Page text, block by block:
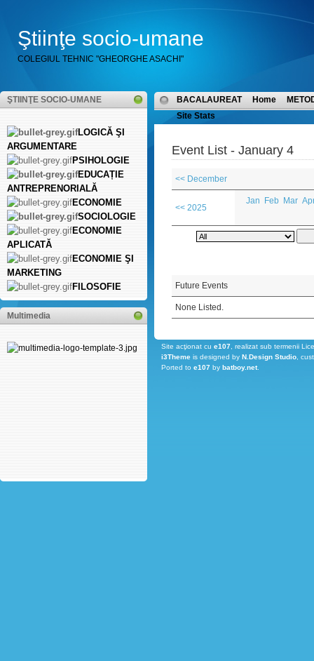
Ştiinţe socio-umane
COLEGIUL TEHNIC "GHEORGHE ASACHI"
ŞTIINŢE SOCIO-UMANE
LOGICĂ ŞI
ARGUMENTARE
PSIHOLOGIE
EDUCAȚIE
ANTREPRENORIALĂ
ECONOMIE
SOCIOLOGIE
ECONOMIE
APLICATĂ
ECONOMIE ŞI
MARKETING
FILOSOFIE
Multimedia
BACALAUREAT Home
Site Stats
Event List - January 4
<< December
<< 2025
Jan Feb Mar
Future Events
None Listed.
Site acţionat cu e107 , realizat sub termenii
i3Theme is designed by N.Design Studio ,
Ported to e107 by batboy.net.